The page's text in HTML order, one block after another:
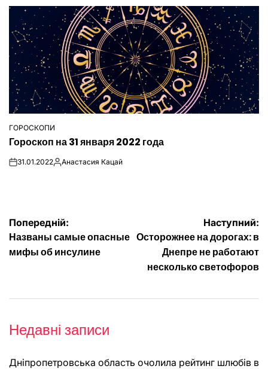
ОПУБЛІКУВАТИ
ГОРОСКОПИ
Гороскоп на 31 января 2022 года
on31.01.2022Опубліковано
Анастасия Кацай
Навігація
записів
Попередній:
Названы самые опасные
мифы об инсулине
Наступний:
Осторожнее на дорогах: в
Днепре не работают
несколько светофоров
Недавні записи
Дніпропетровська область очолила рейтинг шлюбів в